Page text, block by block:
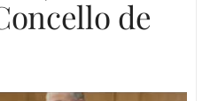
de